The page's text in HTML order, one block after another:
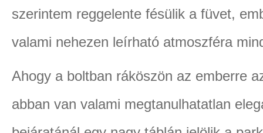
szerintem reggelente fésülik a füvet,
valami nehezen leírható atmoszféra
Ahogy a boltban ráköszön az emberre
abban van valami megtanulhatatlan